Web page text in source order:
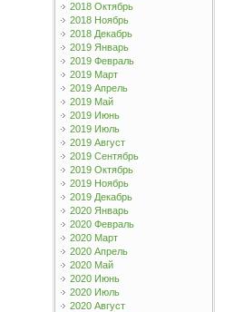
2018 Октябрь
2018 Ноябрь
2018 Декабрь
2019 Январь
2019 Февраль
2019 Март
2019 Апрель
2019 Май
2019 Июнь
2019 Июль
2019 Август
2019 Сентябрь
2019 Октябрь
2019 Ноябрь
2019 Декабрь
2020 Январь
2020 Февраль
2020 Март
2020 Апрель
2020 Май
2020 Июнь
2020 Июль
2020 Август